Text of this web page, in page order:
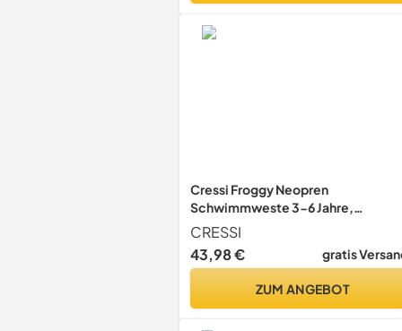
Cressi Froggy Neopren
Schwimmweste 3-6 Jahre,
Hellblau/Gelb, M: 3/6 Jahre
CRESSI
43,98 €
gratis
ZUM ANGEBOT